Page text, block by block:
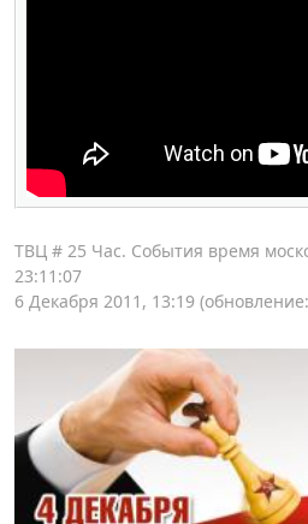
ТВЦ # 25 Час. События время
23:11:07
6 Декабря 2011, 13:19